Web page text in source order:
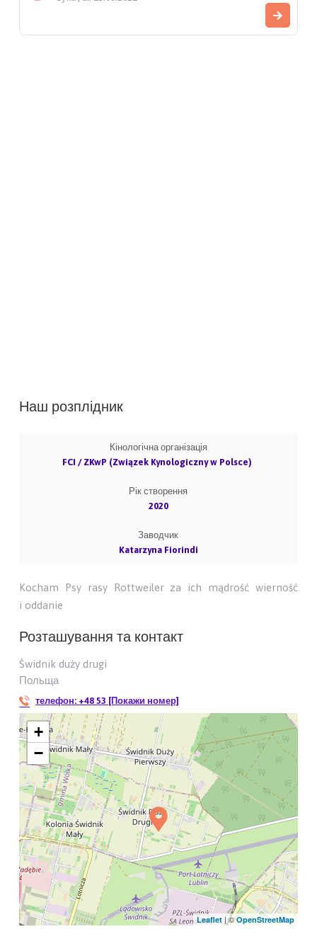
Наш розплідник
Кінологічна організація
FCI / ZKwP (Związek Kynologiczny w Polsce)
Рік створення
2020
Заводчик
Katarzyna Fiorindi
Kocham Psy rasy Rottweiler za ich mądrość wierność
i oddanie
Розташування та контакт
Świdnik duży drugi
Польща
телефон: +48 53 [Покажи номер]
+
−
Leaflet| ©OpenStreetMap